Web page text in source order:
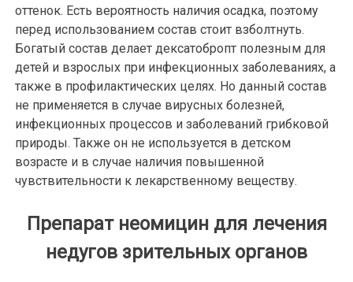
оттенок. Есть вероятность наличия осадка, поэтому
перед использованием состав стоит взболтнуть.
Богатый состав делает дексатобропт полезным для
детей и взрослых при инфекционных заболеваниях, а
также в профилактических целях. Но данный состав
не применяется в случае вирусных болезней,
инфекционных процессов и заболеваний грибковой
природы. Также он не используется в детском
возрасте и в случае наличия повышенной
чувствительности к лекарственному веществу.
Препарат неомицин для лечения
недугов зрительных органов